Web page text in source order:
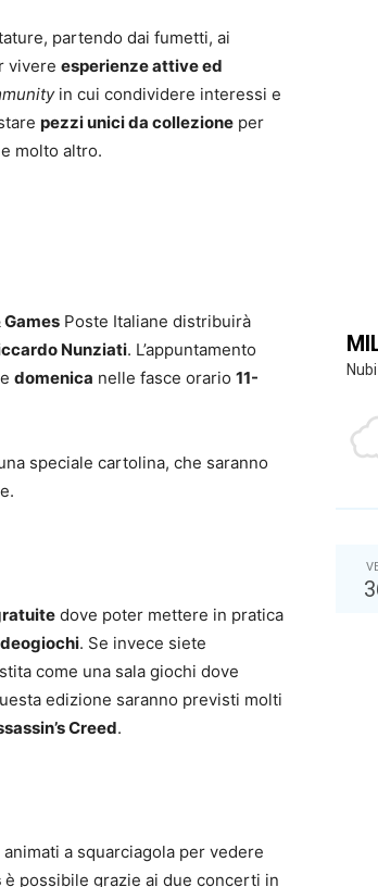
partendo dai fumetti, ai
vivere esperienze attive ed
in cui condividere interessi e
pezzi unici da collezione per
molto altro.
Games Poste Italiane distribuirà
Nunziati. L’appuntamento
e domenica nelle fasce orario 11-
speciale cartolina, che saranno
dove poter mettere in pratica
. Se invece siete
come una sala giochi dove
edizione saranno previsti molti
Creed.
a squarciagola per vedere
è possibile grazie ai due concerti in